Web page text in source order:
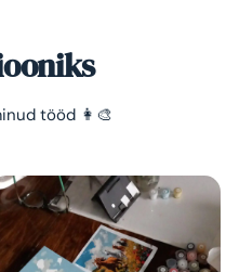
tööd 👩‍🎨